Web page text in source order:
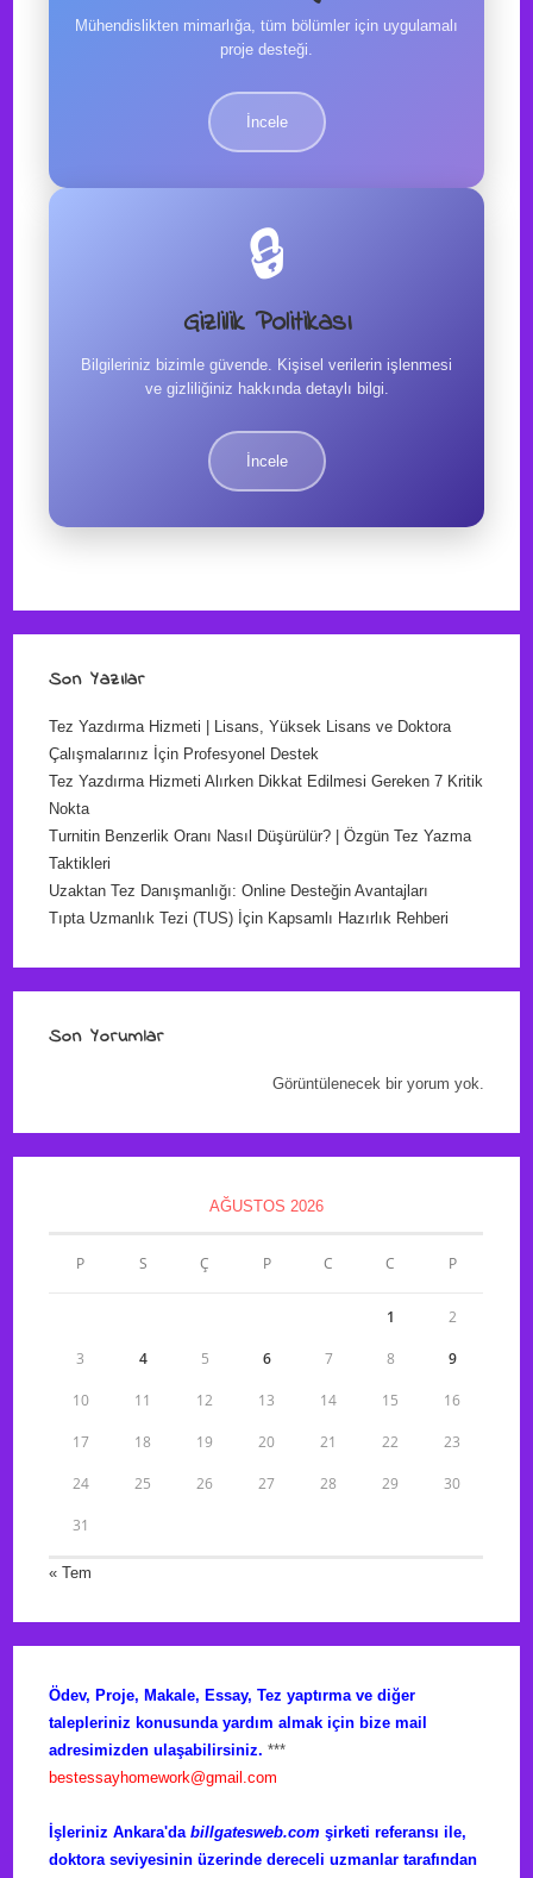
Mühendislikten mimarlığa, tüm bölümler için uygulamalı
proje desteği.
İncele
🔒
Gizlilik Politikası
Bilgileriniz bizimle güvende. Kişisel verilerin işlenmesi
ve gizliliğiniz hakkında detaylı bilgi.
İncele
Son Yazılar
Tez Yazdırma Hizmeti | Lisans, Yüksek Lisans ve Doktora
Çalışmalarınız İçin Profesyonel Destek
Tez Yazdırma Hizmeti Alırken Dikkat Edilmesi Gereken 7 Kritik
Nokta
Turnitin Benzerlik Oranı Nasıl Düşürülür? | Özgün Tez Yazma
Taktikleri
Uzaktan Tez Danışmanlığı: Online Desteğin Avantajları
Tıpta Uzmanlık Tezi (TUS) İçin Kapsamlı Hazırlık Rehberi
Son Yorumlar
Görüntülenecek bir yorum yok.
AĞUSTOS 2026
P S Ç P C C P
1 2
3 4 5 6 7 8 9
10 11 12 13 14 15 16
17 18 19 20 21 22 23
24 25 26 27 28 29 30
31
« Tem
Ödev, Proje, Makale, Essay, Tez yaptırma ve diğer
talepleriniz konusunda yardım almak için bize mail
adresimizden ulaşabilirsiniz. ***
bestessayhomework@gmail.com
İşleriniz Ankara'dabillgatesweb.com şirketi referansı ile,
doktora seviyesinin üzerinde dereceli uzmanlar tarafından